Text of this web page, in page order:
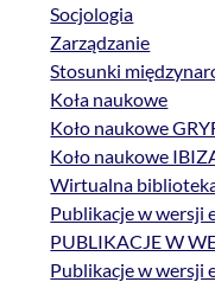
Socjologia
Zarządzanie
Stosunki
Koła naukowe
Koło naukowe
Koło naukowe
Wirtualna
Publikacje w wersji
PUBLIKACJE W
Publikacje w wersji